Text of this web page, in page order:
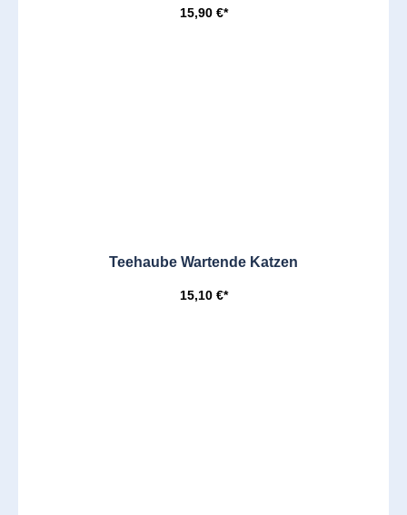
15,90 €*
Teehaube Wartende Katzen
15,10 €*